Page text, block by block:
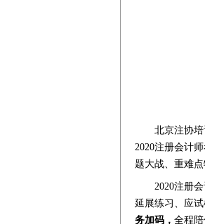
北京注协
2020注册会计
题大战、重难点
2020注册
延展练习、应
务加码， 全程